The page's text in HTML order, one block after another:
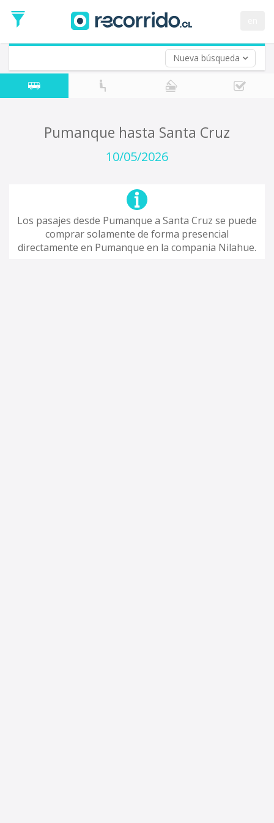
Nueva búsqueda
de
Ida
Vuelta (opcional)
Fecha
de
Pumanque hasta Santa Cruz
10/05/2026
Los pasajes desde Pumanque a Santa Cruz se puede
comprar solamente de forma presencial
directamente en Pumanque en la compania Nilahue.